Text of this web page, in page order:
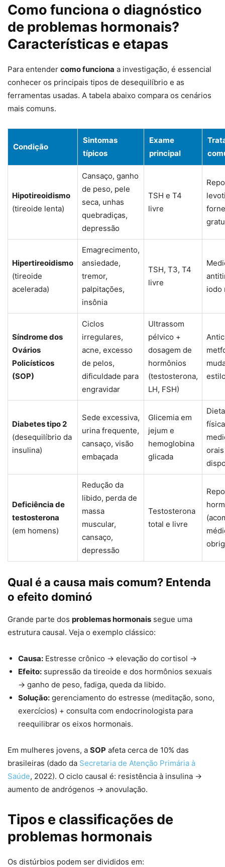
Como funciona o diagnóstico
de problemas hormonais?
Características e etapas
Para entender como funciona a investigação, é essencial
conhecer os principais tipos de desequilíbrio e as
ferramentas usadas. A tabela abaixo compara os cenários
mais comuns.
Condição
Sintomas
típicos
Exame
principal
Hipotireoidismo
(tireoide lenta)
Cansaço, ganho
de peso, pele
seca, unhas
quebradiças,
depressão
TSH e T4
livre
Hipertireoidismo
(tireoide
acelerada)
Emagrecimento,
ansiedade,
tremor,
palpitações,
insônia
TSH, T3, T4
livre
iodo
Síndrome dos
Ovários
Policísticos
(SOP)
Ciclos
irregulares,
acne, excesso
de pelos,
dificuldade para
engravidar
Ultrassom
pélvico +
dosagem de
hormônios
(testosterona,
LH, FSH)
Diabetes tipo 2
(desequilíbrio da
insulina)
Sede excessiva,
urina frequente,
cansaço, visão
embaçada
Glicemia em
jejum e
hemoglobina
glicada
Deficiência de
testosterona
(em homens)
Redução da
libido, perda de
massa
muscular,
cansaço,
depressão
Testosterona
total e livre
Qual é a causa mais comum? Entenda
o efeito dominó
Grande parte dos problemas hormonais segue uma
estrutura causal. Veja o exemplo clássico:
Causa: Estresse crônico → elevação do cortisol →
Efeito: supressão da tireoide e dos hormônios sexuais
→ ganho de peso, fadiga, queda da libido.
Solução: gerenciamento do estresse (meditação, sono,
exercícios) + consulta com endocrinologista para
reequilibrar os eixos hormonais.
Em mulheres jovens, a SOP afeta cerca de 10% das
brasileiras (dado da Secretaria de Atenção Primária à
Saúde, 2022). O ciclo causal é: resistência à insulina →
aumento de andrógenos → anovulação.
Tipos e classificações de
problemas hormonais
Os distúrbios podem ser divididos em: